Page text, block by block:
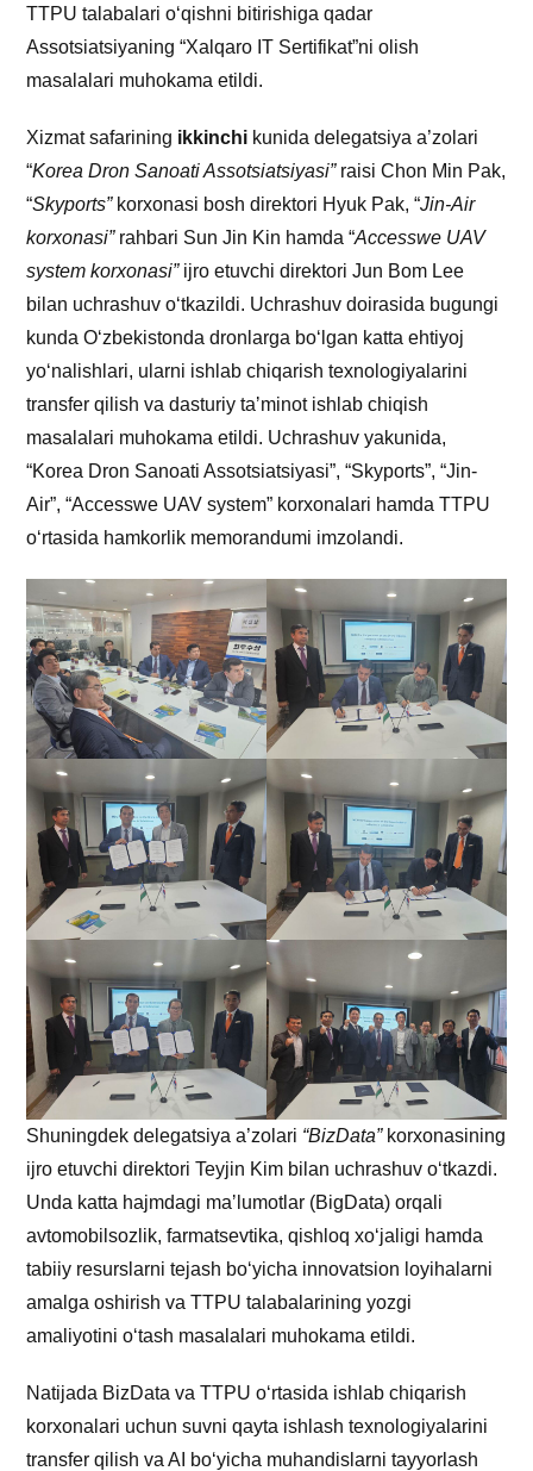
TTPU talabalari o‘qishni bitirishiga qadar
Assotsiatsiyaning “Xalqaro IT Sertifikat”ni olish
masalalari muhokama etildi.
Xizmat safarining ikkinchi kunida delegatsiya a’zolari
“Korea Dron Sanoati Assotsiatsiyasi”raisi Chon Min Pak,
“Skyports”korxonasi bosh direktori Hyuk Pak, “Jin-Air
korxonasi”rahbari Sun Jin Kin hamda “Accesswe UAV
system korxonasi”ijro etuvchi direktori Jun Bom Lee
bilan uchrashuv oʻtkazildi. Uchrashuv doirasida bugungi
kunda Oʻzbekistonda dronlarga boʻlgan katta ehtiyoj
yoʻnalishlari, ularni ishlab chiqarish texnologiyalarini
transfer qilish va dasturiy taʼminot ishlab chiqish
masalalari muhokama etildi. Uchrashuv yakunida,
“Korea Dron Sanoati Assotsiatsiyasi”, “Skyports”, “Jin-
Air”, “Accesswe UAV system” korxonalari hamda TTPU
oʻrtasida hamkorlik memorandumi imzolandi.
Shuningdek delegatsiya a’zolari “BizData” korxonasining
ijro etuvchi direktori Teyjin Kim bilan uchrashuv oʻtkazdi.
Unda katta hajmdagi maʼlumotlar (BigData) orqali
avtomobilsozlik, farmatsevtika, qishloq xoʻjaligi hamda
tabiiy resurslarni tejash boʻyicha innovatsion loyihalarni
amalga oshirish va TTPU talabalarining yozgi
amaliyotini oʻtash masalalari muhokama etildi.
Natijada BizData va TTPU oʻrtasida ishlab chiqarish
korxonalari uchun suvni qayta ishlash texnologiyalarini
transfer qilish va AI boʻyicha muhandislarni tayyorlash